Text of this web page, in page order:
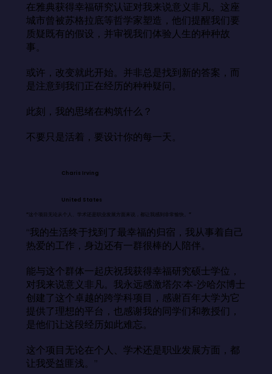
在雅典获得幸福研究认证对我来说意义非凡。这座
城市曾被苏格拉底等哲学家塑造，他们提醒我们要
质疑既有的假设，并审视我们体验人生的种种故
事。
或许，改变就此开始。并非总是找到新的答案，而
是注意到我们正在经历的种种疑问。
此刻，我的思绪在构筑什么？
不要只是活着，要设计你的每一天。
Charis Irving
United States
“这个项目无论从个人、学术还是职业发展方面来说，都让我感到非常愉快。”
“我的生活终于找到了最幸福的归宿，我从事着自己
热爱的工作，身边还有一群很棒的人陪伴。
能与这个群体一起庆祝我获得幸福研究硕士学位，
对我来说意义非凡。我永远感激塔尔·本-沙哈尔博士
创建了这个卓越的跨学科项目，感谢百年大学为它
提供了理想的平台，也感谢我的同学们和教授们，
是他们让这段经历如此难忘。
这个项目无论在个人、学术还是职业发展方面，都
让我受益匪浅。”